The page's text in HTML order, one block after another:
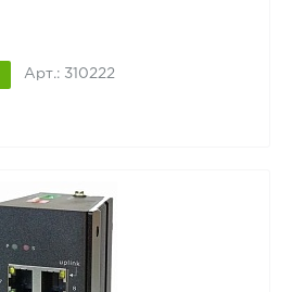
Арт.: 310222